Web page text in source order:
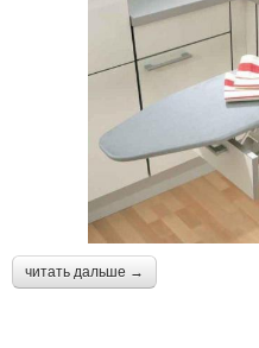
читать дальше →